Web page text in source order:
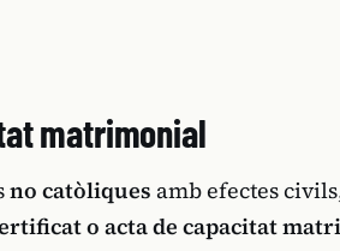
matrimonial
no catòliques amb efectes
o acta de capacitat